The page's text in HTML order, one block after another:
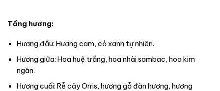
Tầng hương:
Hương đầu: Hương cam, cỏ xanh tự nhiên.
Hương giữa: Hoa huệ trắng, hoa nhài sambac, hoa kim
ngân.
Hương cuối: Rễ cây Orris, hương gỗ đàn hương, hương